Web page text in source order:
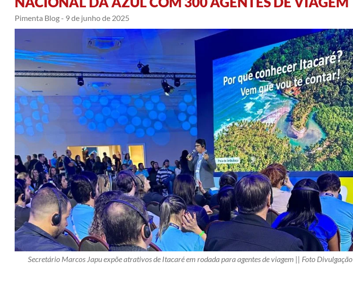
Pimenta Blog - 9 de junho de 2025
Secretário Marcos Japu expõe atrativos de Itacaré em rodada para agentes de viagem || Foto Divulgação